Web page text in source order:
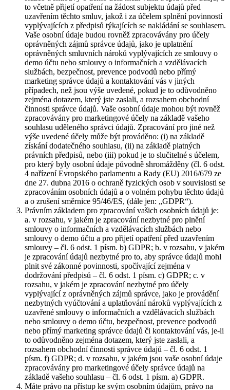
to včetně přijetí opatření na žádost subjektu údajů před
uzavřením těchto smluv, jakož i za účelem splnění povinností
vyplývajících z předpisů týkajících se nakládání se souhlasem.
Vaše osobní údaje budou rovněž zpracovávány pro účely
oprávněných zájmů správce údajů, jako je uplatnění
oprávněných smluvních nároků vyplývajících ze smlouvy o
demo účtu nebo smlouvy o informačních a vzdělávacích
službách, bezpečnost, prevence podvodů nebo přímý
marketing správce údajů a kontaktování vás v jiných
případech, než jsou výše uvedené, pokud je to odůvodněno
zejména dotazem, který jste zaslali, a rozsahem obchodní
činnosti správce údajů. Vaše osobní údaje mohou být rovněž
zpracovávány pro marketingové účely na základě vašeho
souhlasu uděleného správci údajů. Zpracování pro jiné než
výše uvedené účely může být prováděno: (i) na základě
získání dodatečného souhlasu, (ii) na základě platných
právních předpisů, nebo (iii) pokud je to slučitelné s účelem,
pro který byly osobní údaje původně shromážděny (čl. 6 odst.
4 nařízení Evropského parlamentu a Rady (EU) 2016/679 ze
dne 27. dubna 2016 o ochraně fyzických osob v souvislosti se
zpracováním osobních údajů a o volném pohybu těchto údajů
a o zrušení směrnice 95/46/ES, (dále jen: „GDPR“).
Právním základem pro zpracování vašich osobních údajů je:
a. v rozsahu, v jakém je zpracování nezbytné pro plnění
smlouvy o informačních a vzdělávacích službách nebo
smlouvy o demo účtu a pro přijetí opatření před uzavřením
smlouvy – čl. 6 odst. 1 písm. b) GDPR; b. v rozsahu, v jakém
je zpracování údajů nezbytné pro to, aby správce údajů mohl
plnit své zákonné povinnosti, spočívající zejména v
dodržování předpisů – čl. 6 odst. 1 písm. c) GDPR; c. v
rozsahu, v jakém je zpracování nezbytné pro účely
vyplývající z oprávněných zájmů správce, jako je provádění
nezbytných vyúčtování a uplatňování nároků vyplývajících z
uzavřené smlouvy o informačních a vzdělávacích službách
nebo smlouvy o demo účtu, bezpečnost, prevence podvodů
nebo přímý marketing správce údajů či kontaktování vás, je-li
to odůvodněno zejména dotazem, který jste zaslali, a
rozsahem obchodní činnosti správce údajů – čl. 6 odst. 1
písm. f) GDPR; d. v rozsahu, v jakém jsou vaše osobní údaje
zpracovávány pro marketingové účely správce údajů na
základě vašeho souhlasu – čl. 6 odst. 1 písm. a) GDPR.
Máte právo na přístup ke svým osobním údajům, právo na